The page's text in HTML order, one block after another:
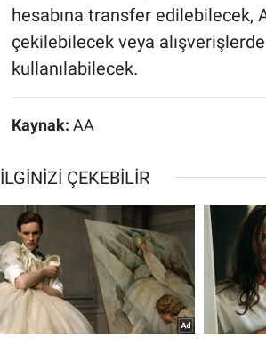
hesabına transfer edilebilecek,
çekilebilecek veya alışverişlerde
kullanılabilecek.
Kaynak: AA